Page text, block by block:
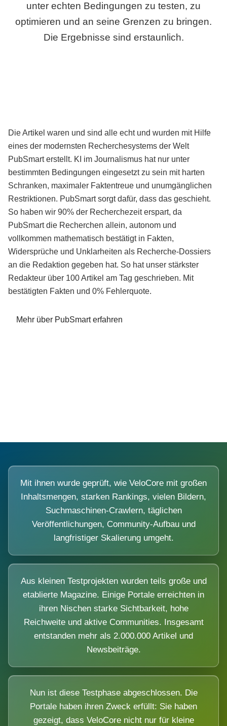
unter echten Bedingungen zu testen, zu
optimieren und an seine Grenzen zu bringen.
Die Ergebnisse sind erstaunlich.
Die Artikel waren und sind alle echt und wurden mit Hilfe
eines der modernsten Recherchesystems der Welt
PubSmart erstellt. KI im Journalismus hat nur unter
bestimmten Bedingungen eingesetzt zu sein mit harten
Schranken, maximaler Faktentreue und unumgänglichen
Restriktionen. PubSmart sorgt dafür, dass das geschieht.
So haben wir 90% der Recherchezeit erspart, da
PubSmart die Recherchen allein, autonom und
vollkommen mathematisch bestätigt in Fakten,
Widersprüche und Unklarheiten als Recherche-Dossiers
an die Redaktion gegeben hat. So hat unser stärkster
Redakteur über 100 Artikel am Tag geschrieben. Mit
bestätigten Fakten und 0% Fehlerquote.
Mehr über PubSmart erfahren
Mit ihnen wurde geprüft, wie VeloCore mit großen
Inhaltsmengen, starken Rankings, vielen Bildern,
Suchmaschinen-Crawlern, täglichen
Veröffentlichungen, Community-Aufbau und
langfristiger Skalierung umgeht.
Aus kleinen Testprojekten wurden teils große und
etablierte Magazine. Einige Portale erreichten in
ihren Nischen starke Sichtbarkeit, hohe
Reichweite und aktive Communities. Insgesamt
entstanden mehr als 2.000.000 Artikel und
Newsbeiträge.
Nun ist diese Testphase abgeschlossen. Die
Portale haben ihren Zweck erfüllt: Sie haben
gezeigt, dass VeloCore nicht nur für kleine